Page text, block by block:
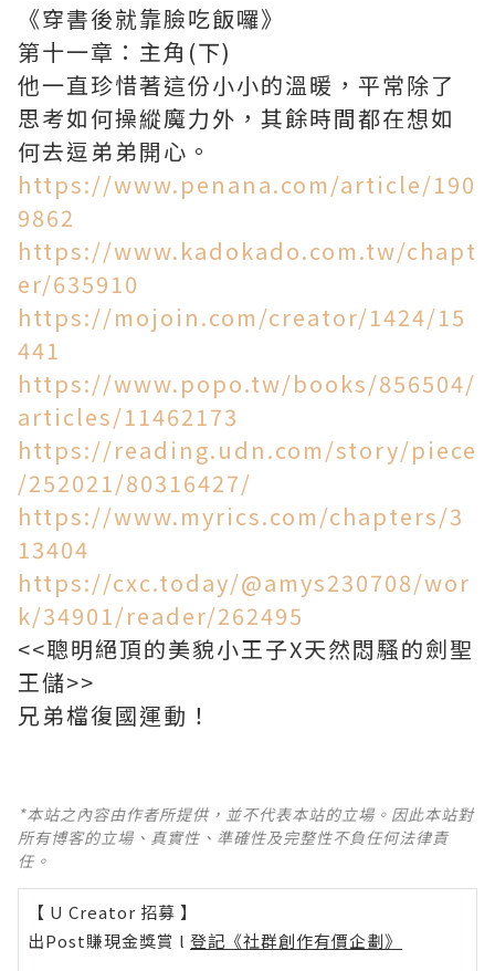
《穿書後就靠臉吃飯囉》
第十一章：主角(下)
他一直珍惜著這份小小的溫暖，平常除了
思考如何操縱魔力外，其餘時間都在想如
何去逗弟弟開心。
https://www.penana.com/article/190
9862
https://www.kadokado.com.tw/chapt
er/635910
https://mojoin.com/creator/1424/15
441
https://www.popo.tw/books/856504/
articles/11462173
https://reading.udn.com/story/piece
/252021/80316427/
https://www.myrics.com/chapters/3
13404
https://cxc.today/@amys230708/wor
k/34901/reader/262495
<<聰明絕頂的美貌小王子X天然悶騷的劍聖
王儲>>
兄弟檔復國運動！
*本站之內容由作者所提供，並不代表本站的立場。因此本站對
所有博客的立場、真實性、準確性及完整性不負任何法律責
任。
【 U Creator 招募 】
出Post賺現金獎賞 l 登記《社群創作有價企劃》